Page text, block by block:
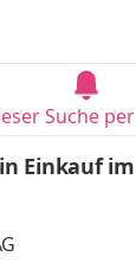
Suche
Einkauf im